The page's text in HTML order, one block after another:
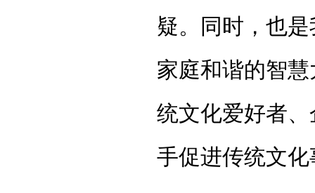
疑。同时，也
家庭和谐的智
统文化爱好者
手促进传统文